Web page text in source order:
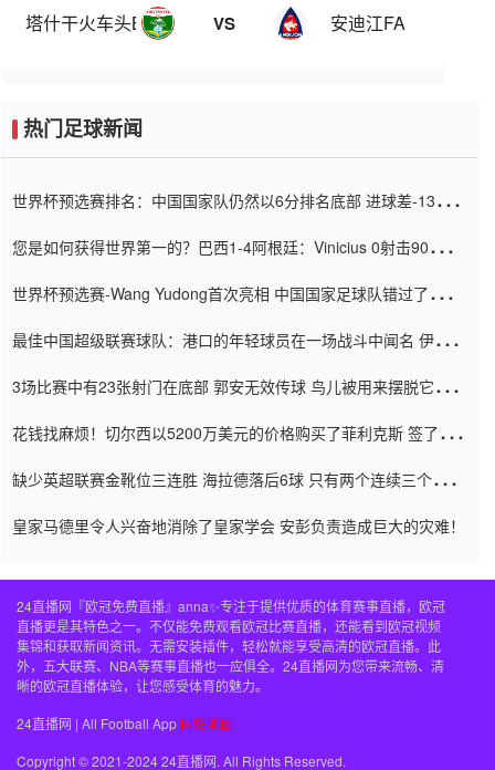
塔什干火车头B队 VS 安迪江FA
热门足球新闻
世界杯预选赛排名：中国国家队仍然以6分排名底部 进球差-13令人
您是如何获得世界第一的？巴西1-4阿根廷：Vinicius 0射击90分钟
世界杯预选赛-Wang Yudong首次亮相 中国国家足球队错过了世界
最佳中国超级联赛球队：港口的年轻球员在一场战斗中闻名 伊万放
3场比赛中有23张射门在底部 郭安无效传球 鸟儿被用来摆脱它
花钱找麻烦！切尔西以5200万美元的价格购买了菲利克斯 签了7年
缺少英超联赛金靴位三连胜 海拉德落后6球 只有两个连续三个连续
皇家马德里令人兴奋地消除了皇家学会 安彭负责造成巨大的灾难！
24直播网『欧冠免费直播』anna✨专注于提供优质的体育赛事直播，欧冠
直播更是其特色之一。不仅能免费观看欧冠比赛直播，还能看到欧冠视频
集锦和获取新闻资讯。无需安装插件，轻松就能享受高清的欧冠直播。此
外，五大联赛、NBA等赛事直播也一应俱全。24直播网为您带来流畅、清
晰的欧冠直播体验，让您感受体育的魅力。
24直播网 | All Football App 网站地图
Copyright © 2021-2024 24直播网. All Rights Reserved.